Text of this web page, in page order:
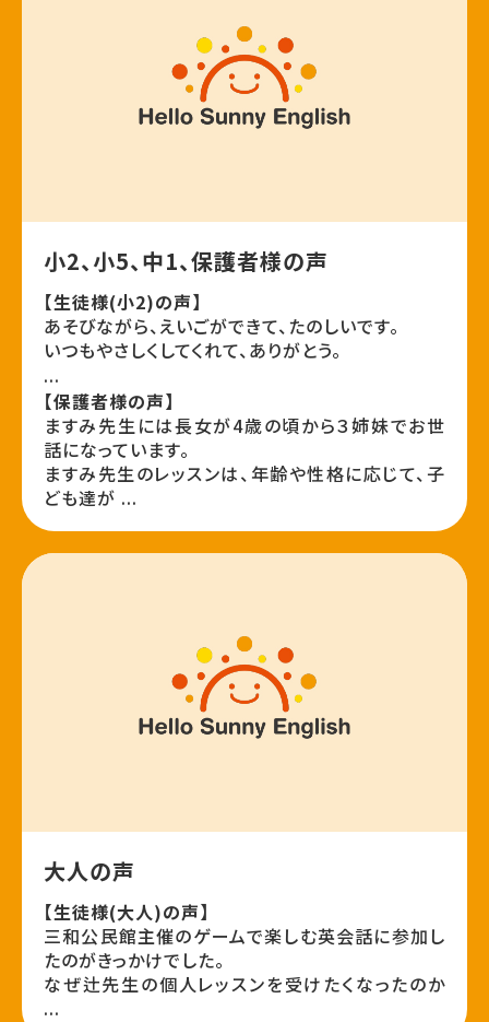
小2、小5、中1、保護者様の声
【生徒様(小2)の声】
あそびながら、えいごができて、たのしいです。
いつもやさしくしてくれて、ありがとう。
...
【保護者様の声】
ますみ先生には長女が4歳の頃から３姉妹でお世
話になっています。
ますみ先生のレッスンは、年齢や性格に応じて、子
ども達が ...
大人の声
【生徒様(大人)の声】
三和公民館主催のゲームで楽しむ英会話に参加し
たのがきっかけでした。
なぜ辻先生の個人レッスンを受けたくなったのか
...